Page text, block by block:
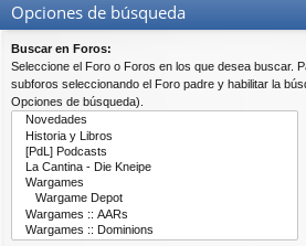
Opciones de búsqueda
Buscar en Foros:
Seleccione el Foro o Foros en los que desea buscar.
subforos seleccionando el Foro padre y habilitar la
Opciones de búsqueda).